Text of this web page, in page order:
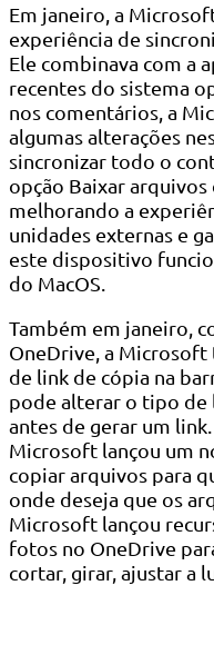
Em janeiro, a
experiência de
Ele combinava com a
recentes do sistema
nos comentários, a
algumas alterações
sincronizar todo o
opção Baixar arquivos
melhorando a
unidades externas e
este dispositivo
do MacOS.
Também em janeiro,
OneDrive, a Microsoft
de link de cópia na
pode alterar o tipo de
antes de gerar um
Microsoft lançou um
copiar arquivos para
onde deseja que os
Microsoft lançou
fotos no OneDrive
cortar, girar, ajustar a